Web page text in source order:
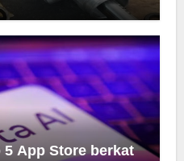
App Store berkat